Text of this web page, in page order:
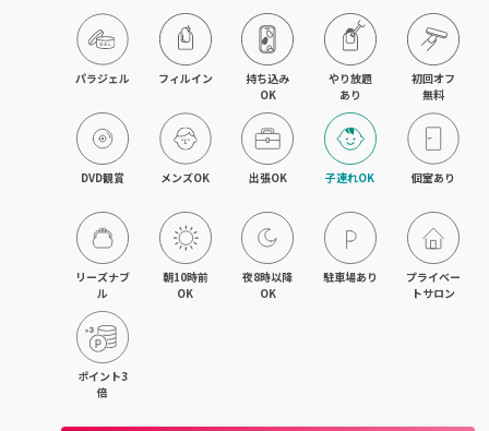
目黒・戸越・武蔵小山
北千住・町屋・亀有
錦糸町・小岩・青砥
吉祥寺・荻窪・三鷹
立川・国立・国分寺
八王子・日野・昭島
パラジェル フィルイン
持ち込み
OK
やり放題
あり
初回オフ
無料
DVD観賞 メンズOK 出張OK 子連れOK 個室あり
リーズナブ
ル
朝10時前
OK
夜8時以降
OK
駐車場あり
プライベー
トサロン
ポイント3
倍